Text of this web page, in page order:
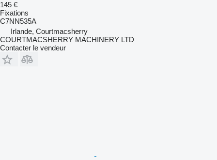
145 €
Fixations
C7NN535A
Irlande, Courtmacsherry
COURTMACSHERRY MACHINERY LTD
Contacter le vendeur